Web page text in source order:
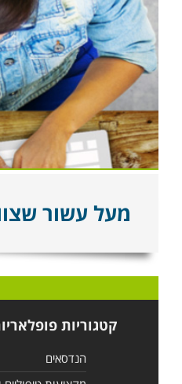
מעל עשור
קטגוריות
הנדסאים